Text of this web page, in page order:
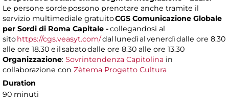
Le persone sorde possono prenotare anche tramite il
servizio multimediale gratuitoCGS Comunicazione Globale
per Sordi di Roma Capitale -collegandosi al
sitohttps://cgs.veasyt.com/dal lunedì al venerdì dalle ore 8.30
alle ore 18.30 e il sabato dalle ore 8.30 alle ore 13.30
Organizzazione: Sovrintendenza Capitolina in
collaborazione con Zètema Progetto Cultura
Duration
90 minuti